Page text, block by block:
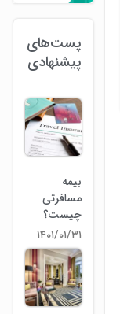
پست‌های
پیشنهادی
بیمه
مسافرتی
چیست؟
۱۴۰۱/۰۱/۳۱